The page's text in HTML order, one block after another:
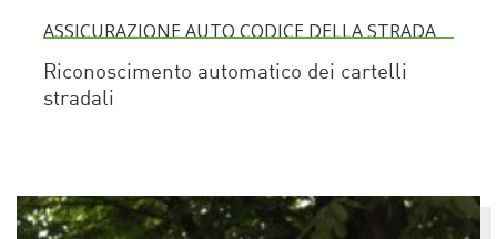
ASSICURAZIONE AUTO CODICE DELLA STRADA
Riconoscimento automatico dei cartelli
stradali